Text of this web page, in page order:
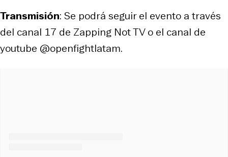
Transmisión: Se podrá seguir el evento a través
del canal 17 de Zapping Not TV o el canal de
youtube @openfightlatam.